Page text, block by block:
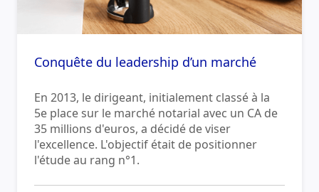
Conquête du leadership d’un marché
En 2013, le dirigeant, initialement classé à la
5e place sur le marché notarial avec un CA de
35 millions d'euros, a décidé de viser
l'excellence. L'objectif était de positionner
l'étude au rang n°1.